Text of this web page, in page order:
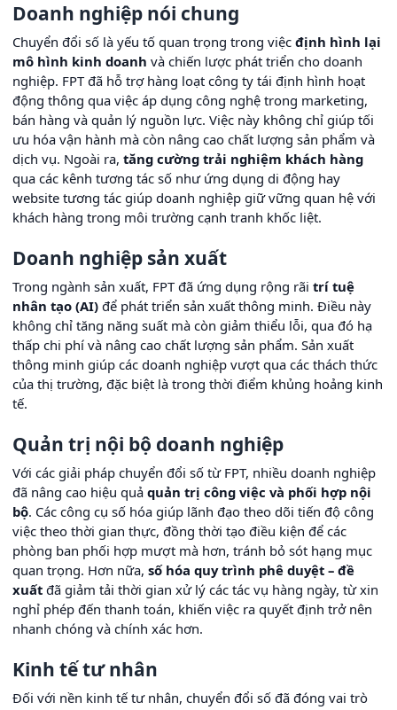
Doanh nghiệp nói chung
Chuyển đổi số là yếu tố quan trọng trong việc định hình lại
mô hình kinh doanh và chiến lược phát triển cho doanh
nghiệp. FPT đã hỗ trợ hàng loạt công ty tái định hình hoạt
động thông qua việc áp dụng công nghệ trong marketing,
bán hàng và quản lý nguồn lực. Việc này không chỉ giúp tối
ưu hóa vận hành mà còn nâng cao chất lượng sản phẩm và
dịch vụ. Ngoài ra, tăng cường trải nghiệm khách hàng
qua các kênh tương tác số như ứng dụng di động hay
website tương tác giúp doanh nghiệp giữ vững quan hệ với
khách hàng trong môi trường cạnh tranh khốc liệt.
Doanh nghiệp sản xuất
Trong ngành sản xuất, FPT đã ứng dụng rộng rãi trí tuệ
nhân tạo (AI) để phát triển sản xuất thông minh. Điều này
không chỉ tăng năng suất mà còn giảm thiểu lỗi, qua đó hạ
thấp chi phí và nâng cao chất lượng sản phẩm. Sản xuất
thông minh giúp các doanh nghiệp vượt qua các thách thức
của thị trường, đặc biệt là trong thời điểm khủng hoảng kinh
tế.
Quản trị nội bộ doanh nghiệp
Với các giải pháp chuyển đổi số từ FPT, nhiều doanh nghiệp
đã nâng cao hiệu quả quản trị công việc và phối hợp nội
bộ. Các công cụ số hóa giúp lãnh đạo theo dõi tiến độ công
việc theo thời gian thực, đồng thời tạo điều kiện để các
phòng ban phối hợp mượt mà hơn, tránh bỏ sót hạng mục
quan trọng. Hơn nữa, số hóa quy trình phê duyệt – đề
xuất đã giảm tải thời gian xử lý các tác vụ hàng ngày, từ xin
nghỉ phép đến thanh toán, khiến việc ra quyết định trở nên
nhanh chóng và chính xác hơn.
Kinh tế tư nhân
Đối với nền kinh tế tư nhân, chuyển đổi số đã đóng vai trò